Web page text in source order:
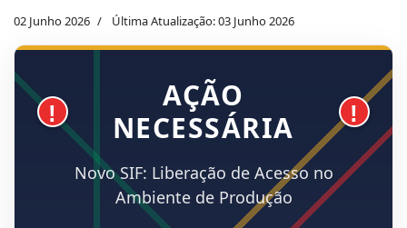
02 Junho 2026 Última Atualização: 03 Junho 2026
!
AÇÃO
NECESSÁRIA
!
Novo SIF: Liberação de Acesso no
Ambiente de Produção